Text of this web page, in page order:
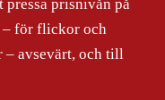
prisnivån på
– för flickor och
– avsevärt, och till